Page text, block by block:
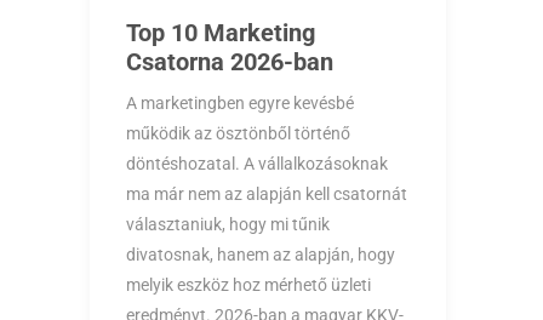
Top 10 Marketing
Csatorna 2026-ban
A marketingben egyre kevésbé
működik az ösztönből történő
döntéshozatal. A vállalkozásoknak
ma már nem az alapján kell csatornát
választaniuk, hogy mi tűnik
divatosnak, hanem az alapján, hogy
melyik eszköz hoz mérhető üzleti
eredményt. 2026-ban a magyar KKV-